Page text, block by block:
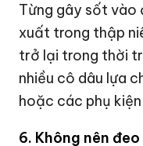
Từng gây sốt vào
xuất trong thập
trở lại trong thời
nhiều cô dâu lựa
hoặc các phụ
6. Không nên